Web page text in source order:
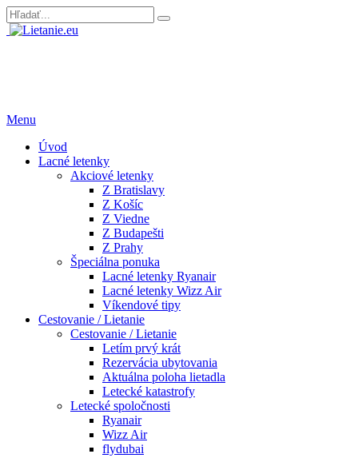
Menu
Úvod
Lacné letenky
Akciové letenky
Z Bratislavy
Z Košíc
Z Viedne
Z Budapešti
Z Prahy
Špeciálna ponuka
Lacné letenky Ryanair
Lacné letenky Wizz Air
Víkendové tipy
Cestovanie / Lietanie
Cestovanie / Lietanie
Letím prvý krát
Rezervácia ubytovania
Aktuálna poloha lietadla
Letecké katastrofy
Letecké spoločnosti
Ryanair
Wizz Air
flydubai